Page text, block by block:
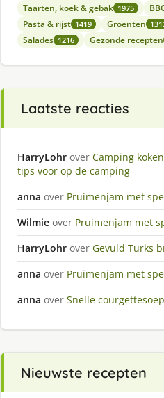
Taarten, koek & gebak 1975
Pasta & rijst 1419 Groenten
Salades 1216 Gezonde recepten
Laatste reacties
HarryLohr over Camping
tips voor op de camping
anna over Pruimenjam met
Wilmie over Pruimenjam met
HarryLohr over Gevuld Turks
anna over Pruimenjam met
anna over Snelle
Nieuwste recepten